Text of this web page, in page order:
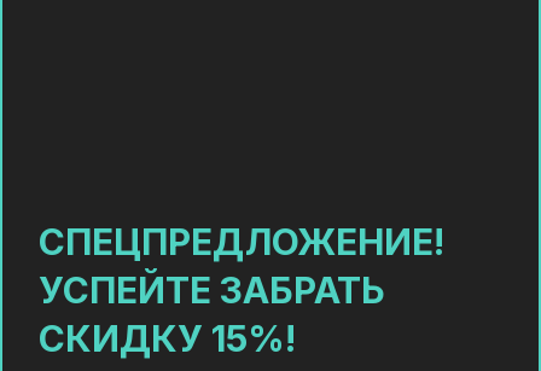
СПЕЦПРЕДЛОЖЕНИЕ!
УСПЕЙТЕ ЗАБРАТЬ
СКИДКУ 15%!